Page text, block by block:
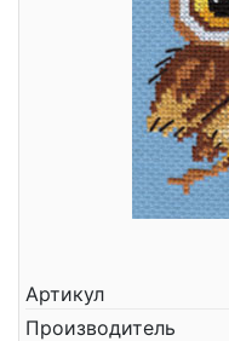
Артикул
Производитель